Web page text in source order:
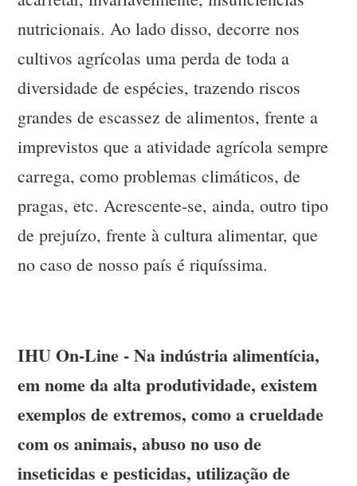
nutricionais. Ao lado disso, decorre nos
cultivos agrícolas uma perda de toda a
diversidade de espécies, trazendo riscos
grandes de escassez de alimentos, frente a
imprevistos que a atividade agrícola sempre
carrega, como problemas climáticos, de
pragas, etc. Acrescente-se, ainda, outro tipo
de prejuízo, frente à cultura alimentar, que
no caso de nosso país é riquíssima.
IHU On-Line - Na indústria alimentícia,
em nome da alta produtividade, existem
exemplos de extremos, como a crueldade
com os animais, abuso no uso de
inseticidas e pesticidas, utilização de